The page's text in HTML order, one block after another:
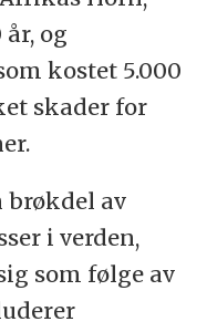
og
kostet 5.000
skader for
brøkdel av
i verden,
som følge av